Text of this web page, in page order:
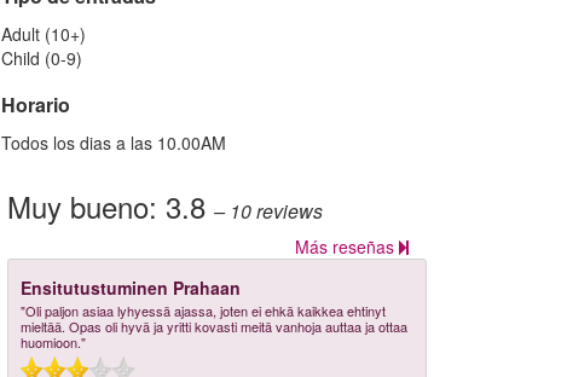
Adult (10+)
Child (0-9)
Horario
Todos los dias a las 10.00AM
Muy bueno: 3.8– 10reviews
Más reseñas
Ensitutustuminen Prahaan
"Oli paljon asiaa lyhyessä ajassa, joten ei ehkä kaikkea ehtinyt
mieltää. Opas oli hyvä ja yritti kovasti meitä vanhoja auttaa ja ottaa
huomioon."